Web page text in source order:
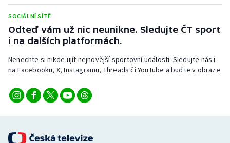
SOCIÁLNÍ SÍTĚ
Odteď vám už nic neunikne. Sledujte ČT sport
i na dalších platformách.
Nenechte si nikde ujít nejnovější sportovní události. Sledujte nás i
na Facebooku, X, Instagramu, Threads či YouTube a buďte v obraze.